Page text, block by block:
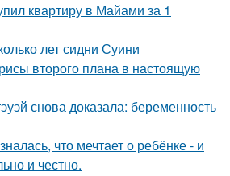
квартиру в Майами за 1
лет сидни Суини
второго плана в настоящую
снова доказала: беременность
что мечтает о ребёнке - и
и честно.